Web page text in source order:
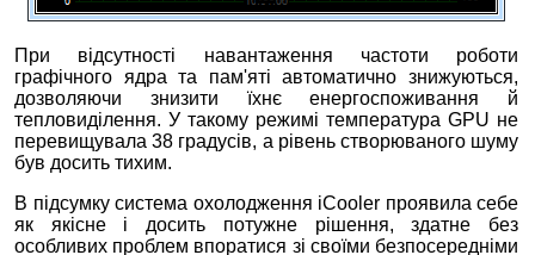
При відсутності навантаження частоти роботи
графічного ядра та пам'яті автоматично знижуються,
дозволяючи знизити їхнє енергоспоживання й
тепловиділення. У такому режимі температура GPU не
перевищувала 38 градусів, а рівень створюваного шуму
був досить тихим.
В підсумку система охолодження iCooler проявила себе
як якісне і досить потужне рішення, здатне без
особливих проблем впоратися зі своїми безпосередніми